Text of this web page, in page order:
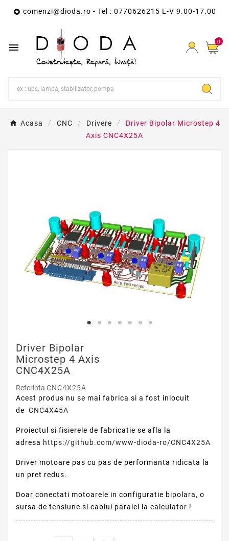
 comenzi@dioda.ro - Tel : 0770626215 L-V 9.00-17.00
 0
Acasa CNC Drivere
Driver Bipolar Microstep 4
Axis CNC4X25A
Driver Bipolar
Microstep 4 Axis
CNC4X25A
Referinta CNC4X25A
Acest produs nu se mai fabrica si a fost inlocuit
de CNC4X45A
Proiectul si fisierele de fabricatie se afla la
adresa https://github.com/www-dioda-ro/CNC4X25A
Driver motoare pas cu pas de performanta ridicata la
un pret redus.
Doar conectati motoarele in configuratie bipolara, o
sursa de tensiune si cablul paralel la calculator !